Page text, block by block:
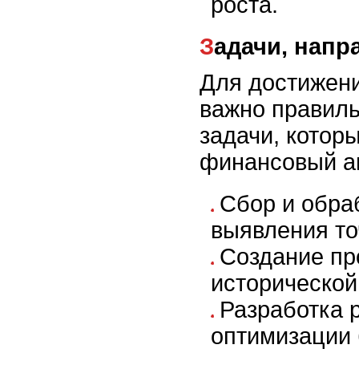
Задачи,
Для
важно
задачи,
финансовый
Сбор и
выявления
Создание
Разработка
оптимизации